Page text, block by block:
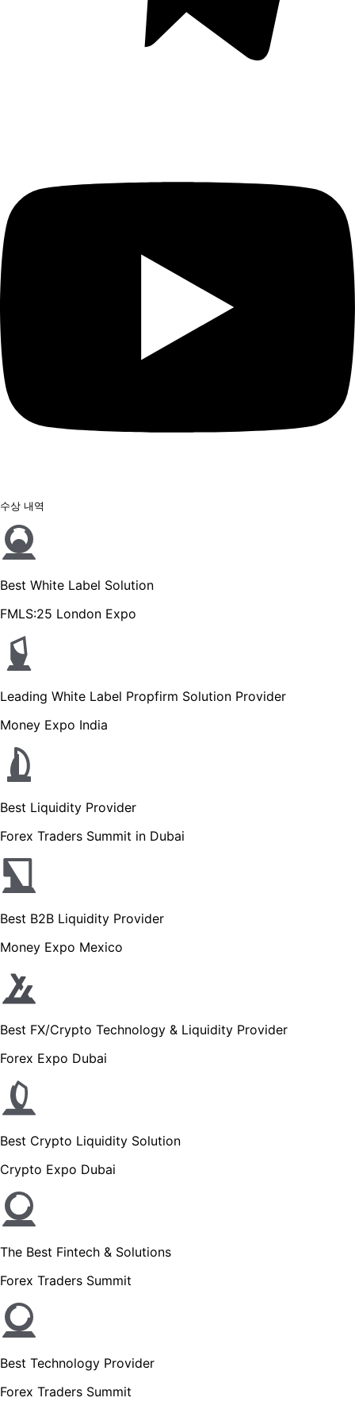
수상 내역
Best White Label Solution
FMLS:25 London Expo
Leading White Label Propfirm Solution Provider
Money Expo India
Best Liquidity Provider
Forex Traders Summit in Dubai
Best B2B Liquidity Provider
Money Expo Mexico
Best FX/Crypto Technology & Liquidity Provider
Forex Expo Dubai
Best Crypto Liquidity Solution
Crypto Expo Dubai
The Best Fintech & Solutions
Forex Traders Summit
Best Technology Provider
Forex Traders Summit